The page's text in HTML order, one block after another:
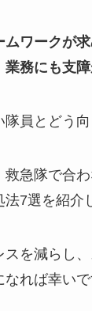
ムワークが
務にも支障
員とどう
救急隊で合
7選を紹介
を減らし
れば幸いで